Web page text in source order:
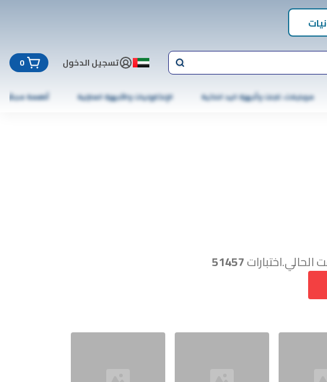
تسجيل الدخول 0
موبايلات، تابلت وأجهزة اليد الذكية الإلكترونيات والأجهزة المنزلية أطعمة مجمّدة
51457